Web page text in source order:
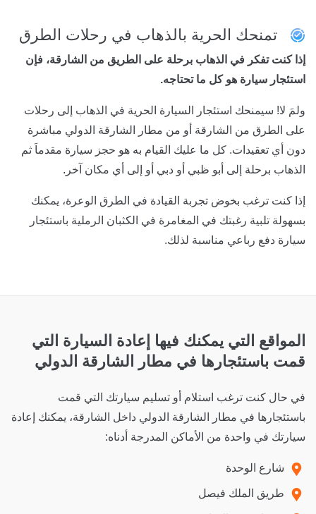
تمنحك الحرية بالذهاب في رحلات الطرق
إذا كنت تفكر في الذهاب برحلة على الطريق من الشارقة، فإن
استئجار سيارة هو كل ما تحتاجه.
ولمَ لا! سيمنحك استئجار السيارة الحرية في الذهاب إلى رحلات
على الطرق من الشارقة أو من مطار الشارقة الدولي مباشرة
دون أي تعقيدات. كل ما عليك القيام به هو حجز سيارة مقدماَ ثم
الذهاب برحلة إلى أبو ظبي أو دبي أو إلى أي مكان آخر.
إذا كنت ترغب بخوض تجربة القيادة في الطرق الوعرة، يمكنك
بسهولة تلبية رغبتك في المغامرة في الكثبان الرملية باستئجار
سيارة دفع رباعي مناسبة لذلك.
المواقع التي يمكنك فيها إعادة السيارة التي
قمت باستئجارها في مطار الشارقة الدولي
في حال كنت ترغب استلام أو تسليم سيارتك التي قمت
باستئجارها في مطار الشارقة الدولي داخل الشارقة، يمكنك إعادة
سيارتك في واحدة من الأماكن المدرجة أدناه:
شارع الوحدة
طريق الملك فيصل